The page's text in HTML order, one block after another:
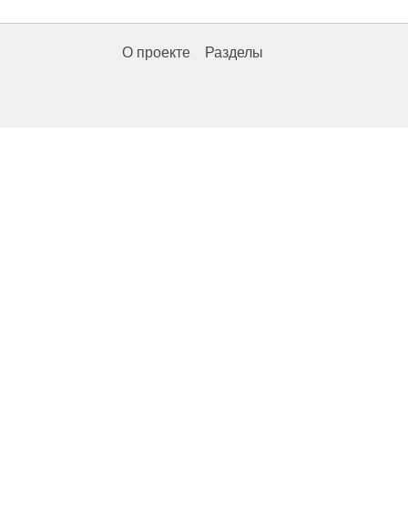
О проекте Разделы